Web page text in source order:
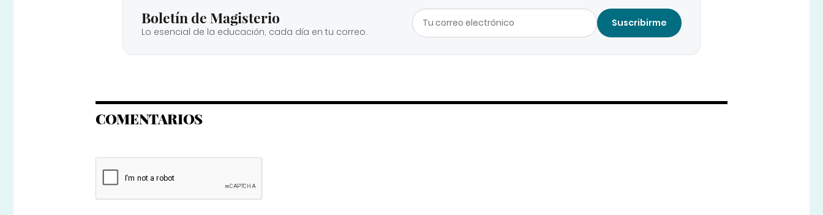
Boletín de Magisterio
Lo esencial de la educación, cada día en tu correo.
Suscribirme
COMENTARIOS